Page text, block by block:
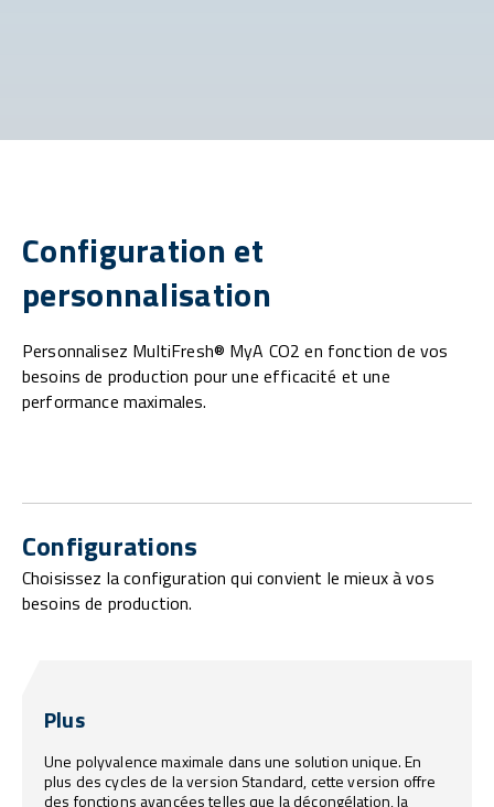
Configuration et
personnalisation
Personnalisez MultiFresh® MyA CO2 en fonction de vos
besoins de production pour une efficacité et une
performance maximales.
Configurations
Choisissez la configuration qui convient le mieux à vos
besoins de production.
Plus
Une polyvalence maximale dans une solution unique. En
plus des cycles de la version Standard, cette version offre
des fonctions avancées telles que la décongélation, la